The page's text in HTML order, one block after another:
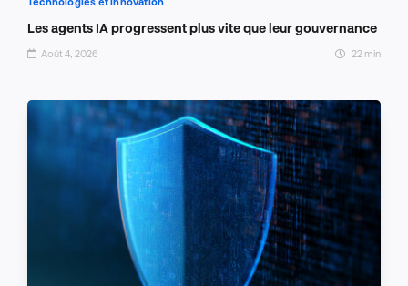
Les agents IA progressent plus vite que leur gouvernance
Août 4, 2026 22 min